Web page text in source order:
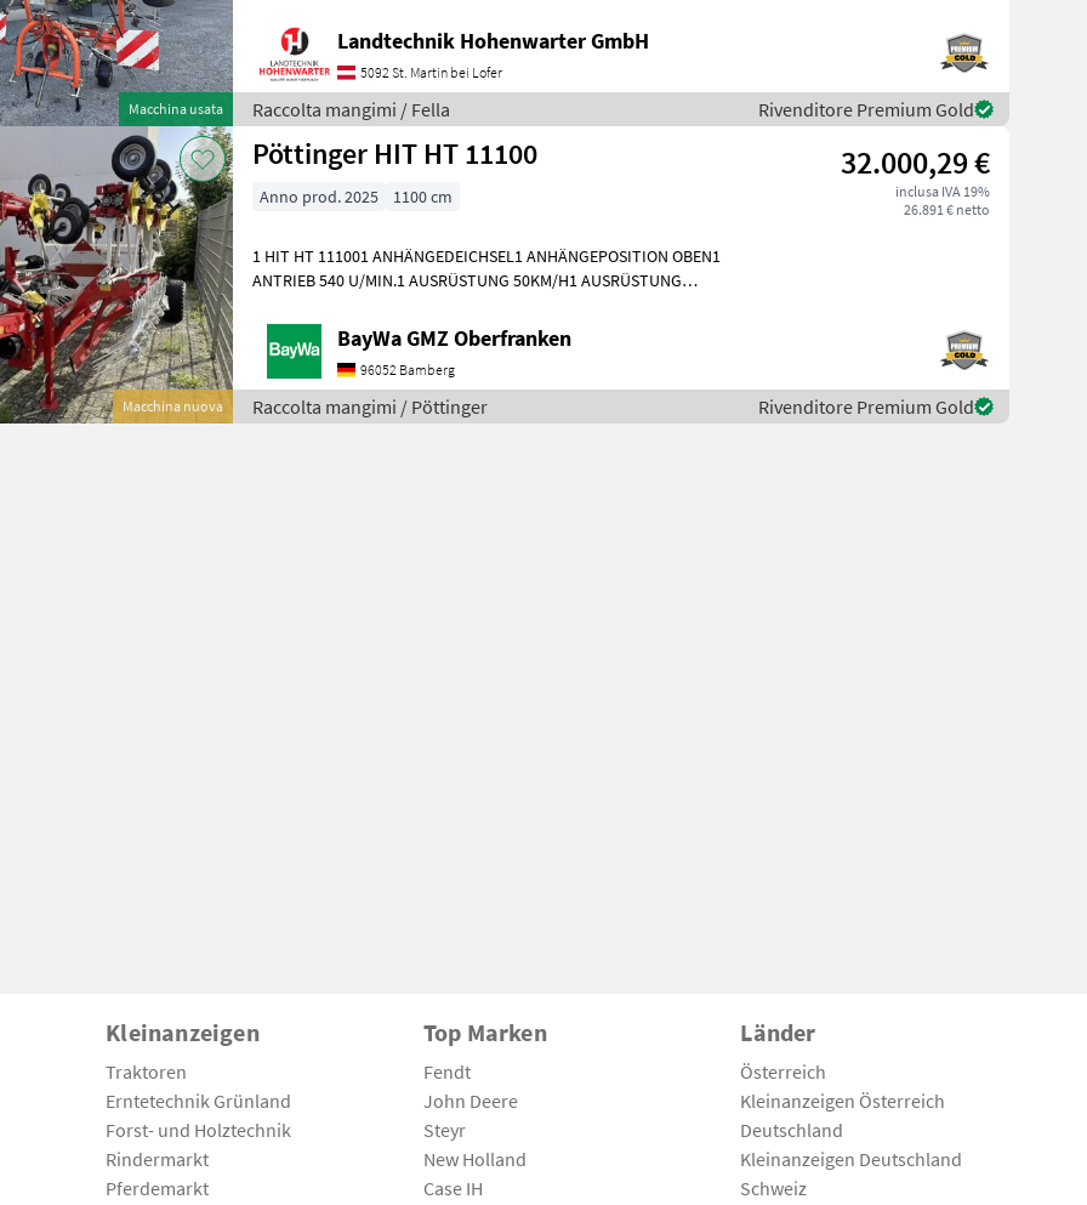
Macchina usata
Landtechnik Hohenwarter GmbH
5092 St. Martin bei Lofer
Raccolta mangimi / Fella Rivenditore Premium Gold
Macchina nuova
Pöttinger HIT HT 11100 32.000,29 €
inclusa IVA 19%
26.891 € netto
Anno prod. 2025 1100 cm
1 HIT HT 111001 ANHÄNGEDEICHSEL1 ANHÄNGEPOSITION OBEN1
ANTRIEB 540 U/MIN.1 AUSRÜSTUNG 50KM/H1 AUSRÜSTUNG
GELENK
BayWa GMZ Oberfranken
96052 Bamberg
Raccolta mangimi / Pöttinger Rivenditore Premium Gold
Kleinanzeigen
Traktoren
Erntetechnik Grünland
Forst- und Holztechnik
Rindermarkt
Pferdemarkt
Top Marken
Fendt
John Deere
Steyr
New Holland
Case IH
Länder
Österreich
Kleinanzeigen Österreich
Deutschland
Kleinanzeigen Deutschland
Schweiz